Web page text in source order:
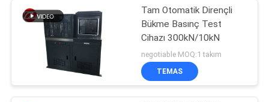
çevre test odası
Tam Otomatik Dirençli
Bükme Basınç Test
Cihazı 300kN/10kN
negotiable MOQ:1 takım
TEMAS